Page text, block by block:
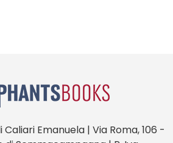
Caliari Emanuela | Via Roma, 106 -